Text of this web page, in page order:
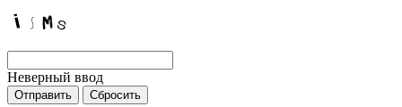
Неверный ввод
Отправить Сбросить